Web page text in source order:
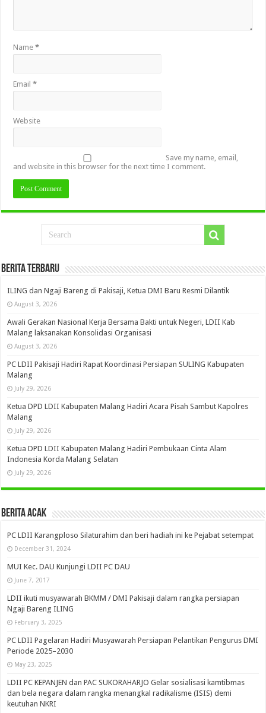
Name*
Email*
Website
Save my name, email,
and website in this browser for the next time I comment.
Berita Terbaru
ILING dan Ngaji Bareng di Pakisaji, Ketua DMI Baru Resmi Dilantik
August 3, 2026
Awali Gerakan Nasional Kerja Bersama Bakti untuk Negeri, LDII Kab
Malang laksanakan Konsolidasi Organisasi
August 3, 2026
PC LDII Pakisaji Hadiri Rapat Koordinasi Persiapan SULING Kabupaten
Malang
July 29, 2026
Ketua DPD LDII Kabupaten Malang Hadiri Acara Pisah Sambut Kapolres
Malang
July 29, 2026
Ketua DPD LDII Kabupaten Malang Hadiri Pembukaan Cinta Alam
Indonesia Korda Malang Selatan
July 29, 2026
Berita Acak
PC LDII Karangploso Silaturahim dan beri hadiah ini ke Pejabat setempat
December 31, 2024
MUI Kec. DAU Kunjungi LDII PC DAU
June 7, 2017
LDII ikuti musyawarah BKMM / DMI Pakisaji dalam rangka persiapan
Ngaji Bareng ILING
February 3, 2025
PC LDII Pagelaran Hadiri Musyawarah Persiapan Pelantikan Pengurus DMI
Periode 2025–2030
May 23, 2025
LDII PC KEPANJEN dan PAC SUKORAHARJO Gelar sosialisasi kamtibmas
dan bela negara dalam rangka menangkal radikalisme (ISIS) demi
keutuhan NKRI